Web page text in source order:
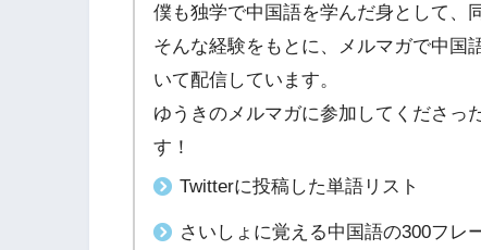
僕も独学で中国語を学んだ身として、
そんな経験をもとに、メルマガで中国
いて配信しています。
ゆうきのメルマガに参加してくださっ
す！
Twitterに投稿した単語リスト
さいしょに覚える中国語の300フ